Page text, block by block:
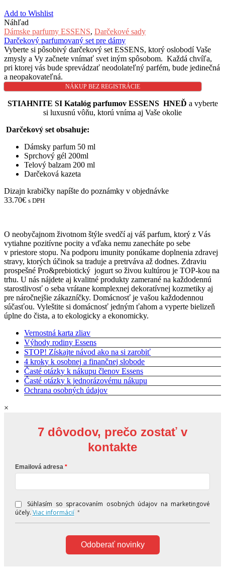
Add to Wishlist
Náhľad
Dámske parfumy ESSENS, Darčekové sady
Darčekový parfumovaný set pre dámy
Vyberte si pôsobivý darčekový set ESSENS, ktorý oslobodí Vaše
zmysly a Vy začnete vnímať svet iným spôsobom. Každá chvíľa,
pri ktorej vás bude sprevádzať neodolateľný parfém, bude jedinečná
a neopakovateľná.
NÁKUP BEZ REGISTRÁCIE
STIAHNITE SI Katalóg parfumov ESSENS HNEĎ a vyberte
si luxusnú vôňu, ktorú vníma aj Vaše okolie
Darčekový set obsahuje:
Dámsky parfum 50 ml
Sprchový gél 200ml
Telový balzam 200 ml
Darčeková kazeta
Dizajn krabičky napíšte do poznámky v objednávke
33.70€ s DPH
O neobyčajnom životnom štýle svedčí aj váš parfum, ktorý z Vás
vytiahne pozitívne pocity a vďaka nemu zanecháte po sebe
v priestore stopu. Na podporu imunity ponúkame doplnenia zdravej
stravy, ktorých účinok sa traduje a pretrváva až dodnes. Zdraviu
prospešné Pro&prebiotický jogurt so živou kultúrou je TOP-kou na
trhu. U nás nájdete aj kvalitné produkty zamerané na každodennú
starostlivosť o seba vrátane komplexnej dekoratívnej kozmetiky aj
pre náročnejšie zákazníčky. Domácnosť je vašou každodennou
súčasťou. Vyleštite si domácnosť jedným ťahom a vyperte bielizeň
úplne do čista, a to ekologicky a ekonomicky.
Vernostná karta zliav
Výhody rodiny Essens
STOP! Získajte návod ako na si zarobiť
4 kroky k osobnej a finančnej slobode
Časté otázky k nákupu členov Essens
Časté otázky k jednorázovému nákupu
Ochrana osobných údajov
×
7 dôvodov, prečo zostať v
kontakte
Emailová adresa
Súhlasím so spracovaním osobných údajov na marketingové
účely. Viac informácií *
Odoberať novinky